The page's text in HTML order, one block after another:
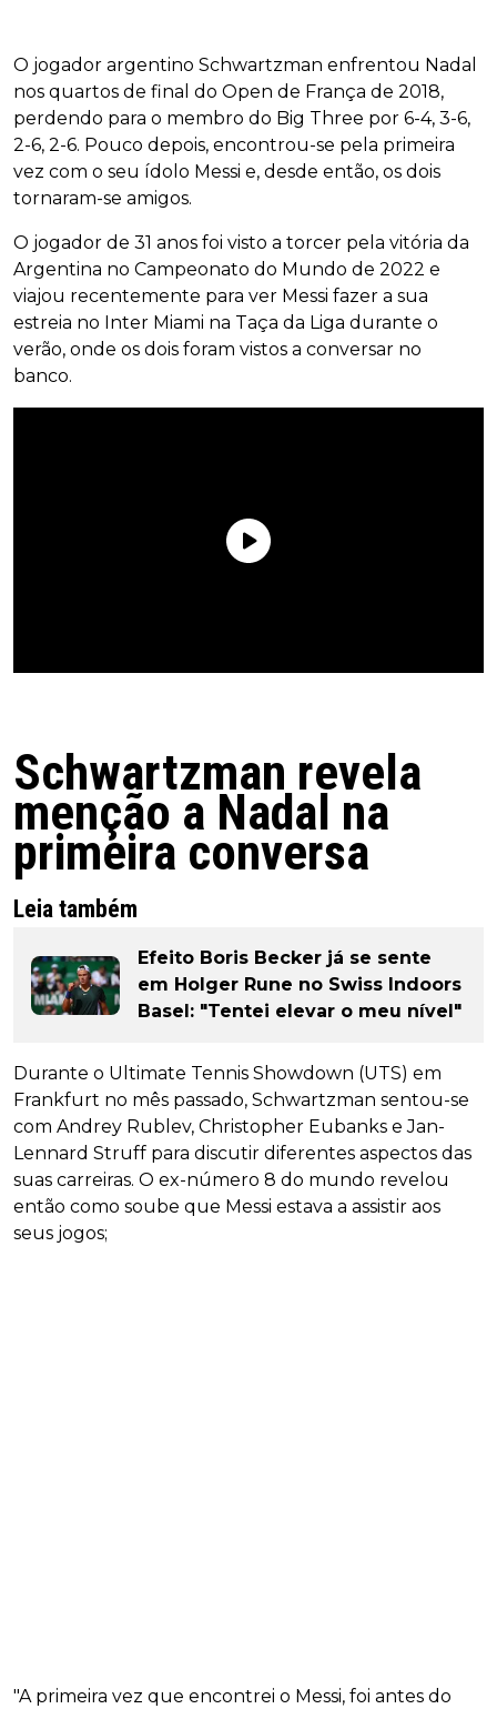
O jogador argentino Schwartzman enfrentou Nadal
nos quartos de final do Open de França de 2018,
perdendo para o membro do Big Three por 6-4, 3-6,
2-6, 2-6. Pouco depois, encontrou-se pela primeira
vez com o seu ídolo Messi e, desde então, os dois
tornaram-se amigos.
O jogador de 31 anos foi visto a torcer pela vitória da
Argentina no Campeonato do Mundo de 2022 e
viajou recentemente para ver Messi fazer a sua
estreia no Inter Miami na Taça da Liga durante o
verão, onde os dois foram vistos a conversar no
banco.
Schwartzman revela
menção a Nadal na
primeira conversa
Leia também
Efeito Boris Becker já se sente
em Holger Rune no Swiss Indoors
Basel: "Tentei elevar o meu nível"
Durante o Ultimate Tennis Showdown (UTS) em
Frankfurt no mês passado, Schwartzman sentou-se
com Andrey Rublev, Christopher Eubanks e Jan-
Lennard Struff para discutir diferentes aspectos das
suas carreiras. O ex-número 8 do mundo revelou
então como soube que Messi estava a assistir aos
seus jogos;
"A primeira vez que encontrei o Messi, foi antes do